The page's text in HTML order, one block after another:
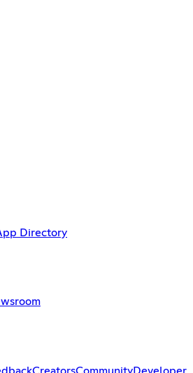
Directory
CreatorsCommunityDeveloper